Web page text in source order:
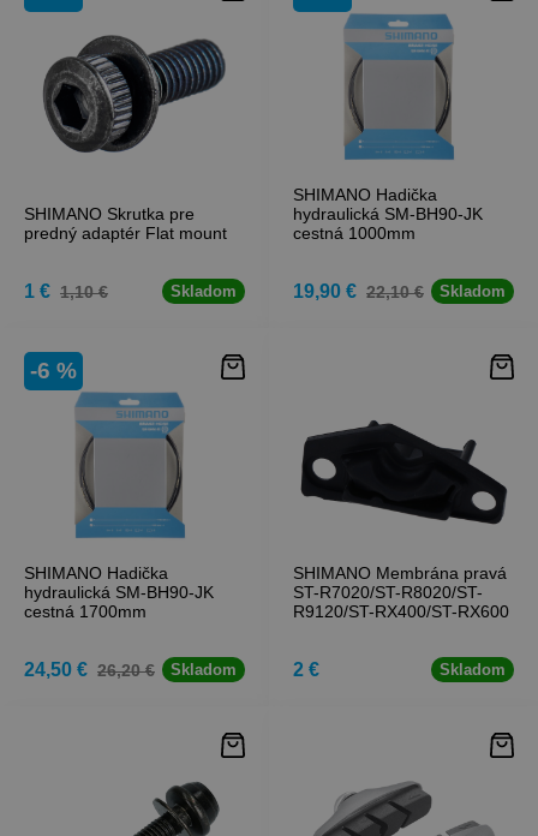
SHIMANO Skrutka pre
predný adaptér Flat mount
1 € 1,10 € Skladom
SHIMANO Hadička
hydraulická SM-BH90-JK
cestná 1000mm
19,90 € 22,10 € Skladom
SHIMANO Hadička
hydraulická SM-BH90-JK
cestná 1700mm
-6 %
24,50 € 26,20 € Skladom
SHIMANO Membrána pravá
ST-R7020/ST-R8020/ST-
R9120/ST-RX400/ST-RX600
2 € Skladom